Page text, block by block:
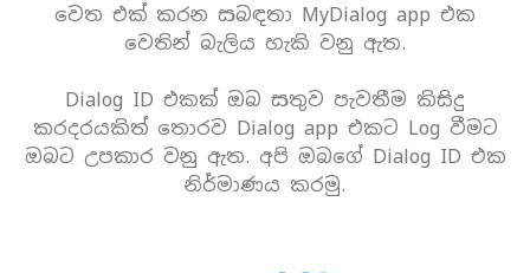
වෙත එක් කරන සබඳතා MyDialog app එක
වෙතින් බැලිය හැකි වනු ඇත.
Dialog ID එකක් ඔබ සතුව පැවතීම කිසිදු
කරදරයකිත් තොරව Dialog app එකට Log වීමට
ඔබට උපකාර වනු ඇත. අපි ඔබගේ Dialog ID එක
නිර්මාණය කරමු.